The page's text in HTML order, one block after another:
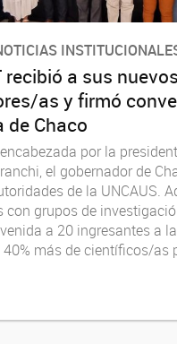
recibió a sus nuevos
as y firmó
de Chaco
por la
el gobernador de
de la UNCAUS.
con grupos de
a 20 ingresantes a
40% más de científicos/as